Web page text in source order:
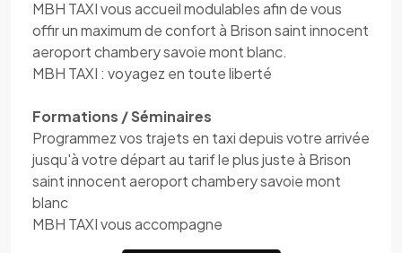
MBH TAXI vous accueil modulables afin de vous
offir un maximum de confort à Brison saint innocent
aeroport chambery savoie mont blanc.
MBH TAXI : voyagez en toute liberté
Formations / Séminaires
Programmez vos trajets en taxi depuis votre arrivée
jusqu'à votre départ au tarif le plus juste à Brison
saint innocent aeroport chambery savoie mont
blanc
MBH TAXI vous accompagne